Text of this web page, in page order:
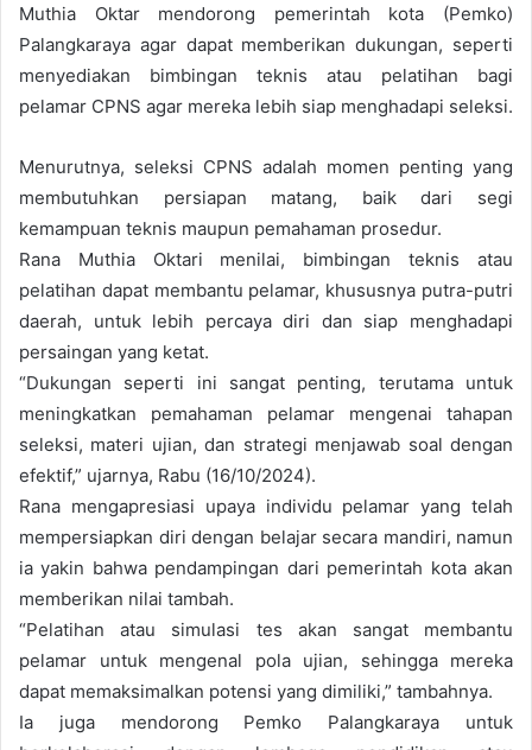
Muthia Oktar mendorong pemerintah kota (Pemko)
Palangkaraya agar dapat memberikan dukungan, seperti
menyediakan bimbingan teknis atau pelatihan bagi
pelamar CPNS agar mereka lebih siap menghadapi seleksi.
Menurutnya, seleksi CPNS adalah momen penting yang
membutuhkan persiapan matang, baik dari segi
kemampuan teknis maupun pemahaman prosedur.
Rana Muthia Oktari menilai, bimbingan teknis atau
pelatihan dapat membantu pelamar, khususnya putra-putri
daerah, untuk lebih percaya diri dan siap menghadapi
persaingan yang ketat.
“Dukungan seperti ini sangat penting, terutama untuk
meningkatkan pemahaman pelamar mengenai tahapan
seleksi, materi ujian, dan strategi menjawab soal dengan
efektif,” ujarnya, Rabu (16/10/2024).
Rana mengapresiasi upaya individu pelamar yang telah
mempersiapkan diri dengan belajar secara mandiri, namun
ia yakin bahwa pendampingan dari pemerintah kota akan
memberikan nilai tambah.
“Pelatihan atau simulasi tes akan sangat membantu
pelamar untuk mengenal pola ujian, sehingga mereka
dapat memaksimalkan potensi yang dimiliki,” tambahnya.
Ia juga mendorong Pemko Palangkaraya untuk